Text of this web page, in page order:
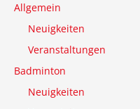
Allgemein
Neuigkeiten
Veranstaltungen
Badminton
Neuigkeiten